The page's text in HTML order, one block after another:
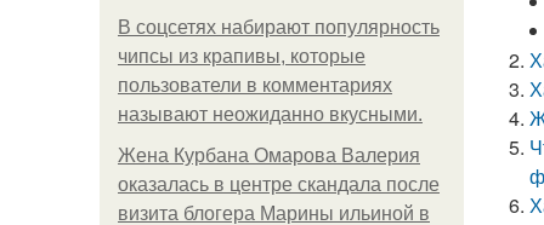
В соцсетях набирают популярность
чипсы из крапивы, которые
пользователи в комментариях
называют неожиданно вкусными.
Жена Курбана Омарова Валерия
оказалась в центре скандала после
визита блогера Марины ильиной в